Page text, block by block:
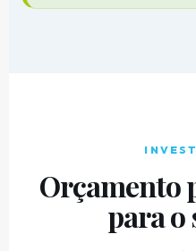
Orçamento
para o